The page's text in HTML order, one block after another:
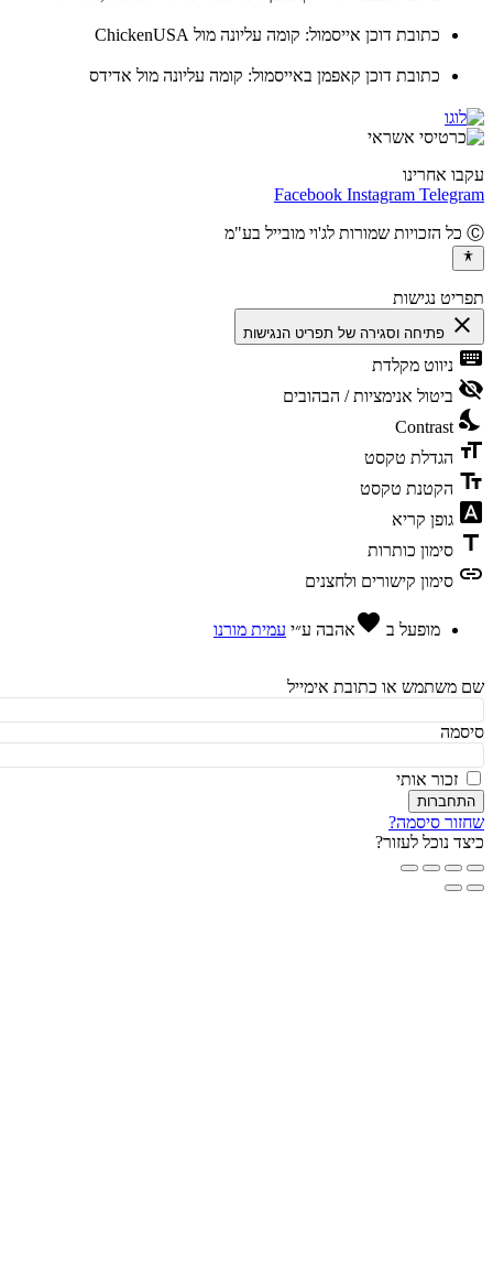
כתובת דוכן אייסמול: קומה עליונה מול ChickenUSA
כתובת דוכן קאפמן באייסמול: קומה עליונה מול אדידס
אחרינו
Facebook Instagram
נגישות
פתיחה וסגירה של תפריט הנגישות
ניווט מקלדת
ביטול אנימציות / הבהובים
Contrast
הגדלת טקסט
הקטנת טקסט
גופן קריא
סימון כותרות
סימון קישורים ולחצנים
מופעל בfavorite אהבהע״י עמית מורנו
או כתובת אימייל
זכור אותי
סיסמה?
נוכל לעזור?